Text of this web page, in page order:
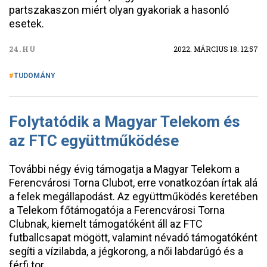
partszakaszon miért olyan gyakoriak a hasonló
esetek.
24.HU 2022. MÁRCIUS 18. 12:57
TUDOMÁNY
Folytatódik a Magyar Telekom és
az FTC együttműködése
További négy évig támogatja a Magyar Telekom a
Ferencvárosi Torna Clubot, erre vonatkozóan írtak alá
a felek megállapodást. Az együttműködés keretében
a Telekom főtámogatója a Ferencvárosi Torna
Clubnak, kiemelt támogatóként áll az FTC
futballcsapat mögött, valamint névadó támogatóként
segíti a vízilabda, a jégkorong, a női labdarúgó és a